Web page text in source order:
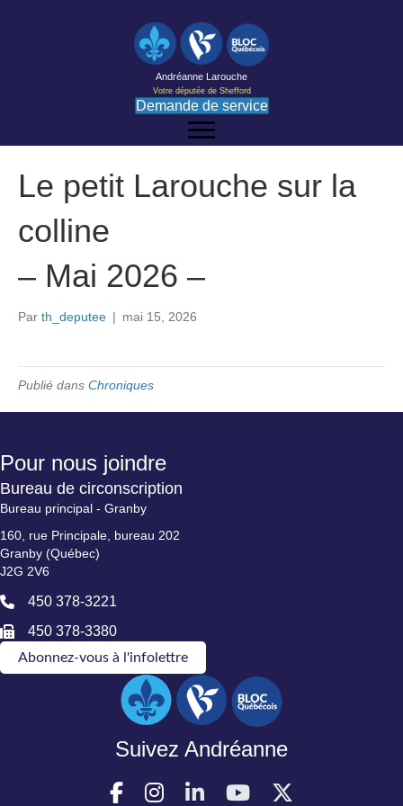
Andréanne Larouche
Votre députée de Shefford
Demande de service
Le petit Larouche sur la
colline
– Mai 2026 –
Par th_deputee | mai 15, 2026
Publié dans Chroniques
Pour nous joindre
Bureau de circonscription
Bureau principal - Granby
160, rue Principale, bureau 202
Granby (Québec)
J2G 2V6
450 378-3221
450 378-3380
Abonnez-vous à l'infolettre
Suivez Andréanne